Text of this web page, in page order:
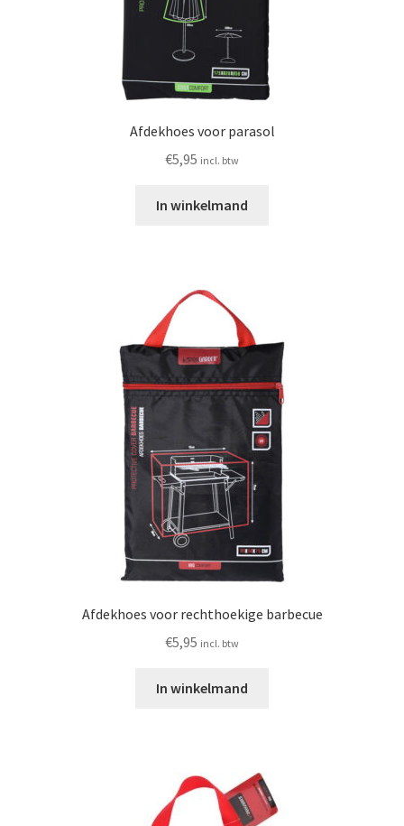
Afdekhoes voor parasol
€5,95 incl. btw
In winkelmand
Afdekhoes voor rechthoekige barbecue
€5,95 incl. btw
In winkelmand